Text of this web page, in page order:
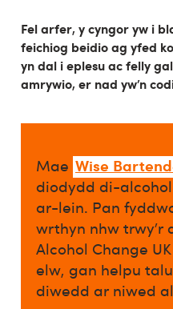
Fel arfer, y cyngor yw i
feichiog beidio ag yfed
yn dal i eplesu ac felly
amrywio, er nad yw’n
Mae Wise
diodydd di-
ar-lein. Pan
wrthyn nhw trwy’r
Alcohol Change
elw, gan helpu
diwedd ar niwed